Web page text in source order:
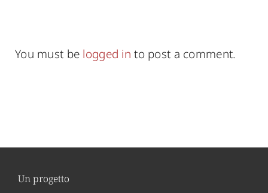
You must be logged in to post a comment.
Un progetto